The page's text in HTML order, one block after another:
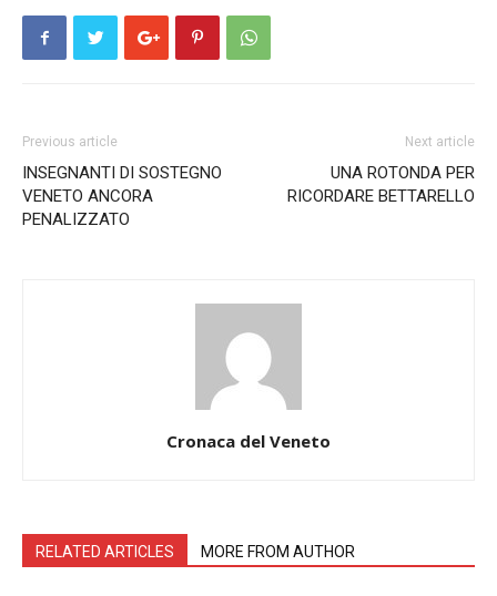
Previous article
INSEGNANTI DI SOSTEGNO
VENETO ANCORA
PENALIZZATO
Next article
UNA ROTONDA PER
RICORDARE BETTARELLO
Cronaca del Veneto
RELATED ARTICLES MORE FROM AUTHOR